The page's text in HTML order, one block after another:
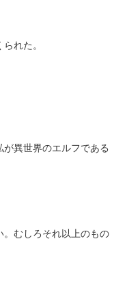
れた。
が異世界のエルフである
むしろそれ以上のもの